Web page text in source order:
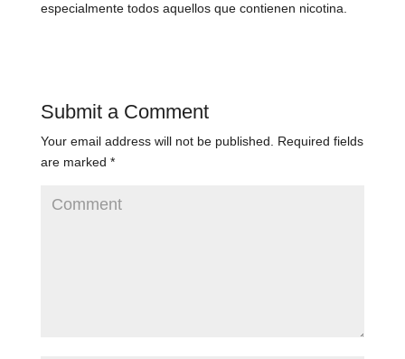
especialmente todos aquellos que contienen nicotina.
Submit a Comment
Your email address will not be published.
Required fields
are marked *